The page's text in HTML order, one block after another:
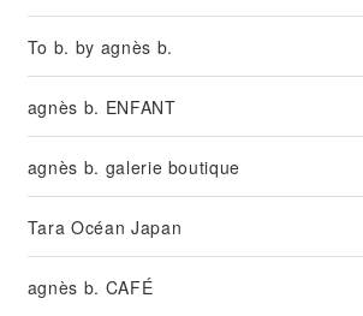
To b. by agnès b.
agnès b. ENFANT
agnès b. galerie boutique
Tara Océan Japan
agnès b. CAFÉ